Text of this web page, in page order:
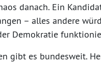
danach. Ein
– alles andere
Demokratie
gibt es bundesweit.